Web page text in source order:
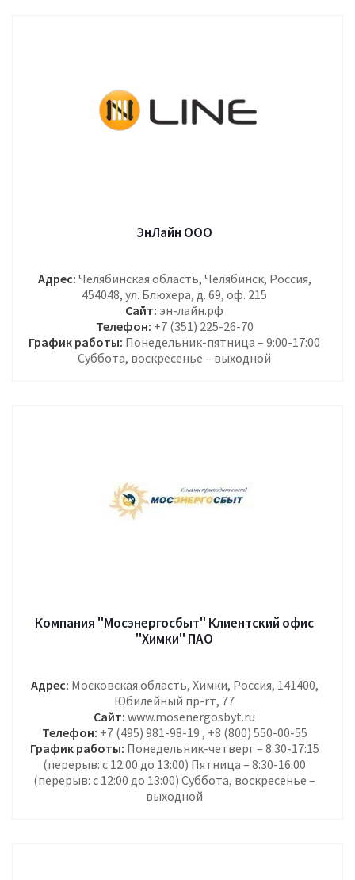
ЭнЛайн ООО
Адрес: Челябинская область, Челябинск, Россия,
454048, ул. Блюхера, д. 69, оф. 215
Сайт: эн-лайн.рф
Телефон: +7 (351) 225-26-70
График работы: Понедельник-пятница – 9:00-17:00
Суббота, воскресенье – выходной
Компания "Мосэнергосбыт" Клиентский офис
"Химки" ПАО
Адрес: Московская область, Химки, Россия, 141400,
Юбилейный пр-rт, 77
Сайт: www.mosenergosbyt.ru
Телефон: +7 (495) 981-98-19 , +8 (800) 550-00-55
График работы: Понедельник-четверг – 8:30-17:15
(перерыв: с 12:00 до 13:00) Пятница – 8:30-16:00
(перерыв: с 12:00 до 13:00) Суббота, воскресенье –
выходной